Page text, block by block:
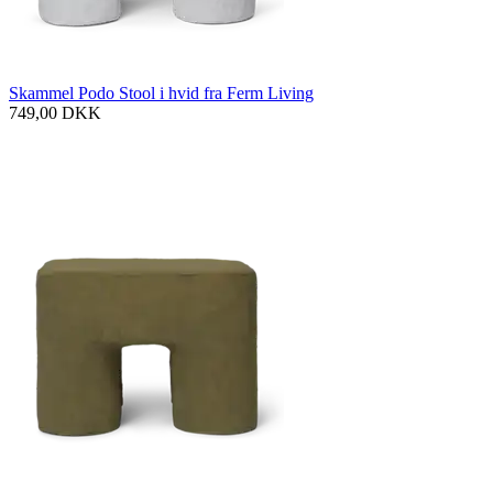
Skammel Podo Stool i hvid fra Ferm Living
749,00 DKK